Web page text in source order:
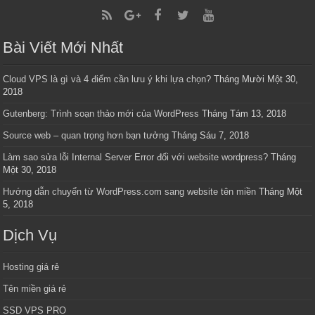
Bài Viết Mới Nhất
Cloud VPS là gì và 4 điểm cần lưu ý khi lựa chọn? Tháng Mười Một 30,
2018
Gutenberg: Trình soạn thảo mới của WordPress Tháng Tám 13, 2018
Source web – quan trọng hơn bạn tưởng Tháng Sáu 7, 2018
Làm sao sửa lỗi Internal Server Error đối với website wordpress? Tháng
Một 30, 2018
Hướng dẫn chuyển từ WordPress.com sang website tên miền Tháng Một
5, 2018
Dịch Vụ
Hosting giá rẻ
Tên miền giá rẻ
SSD VPS PRO